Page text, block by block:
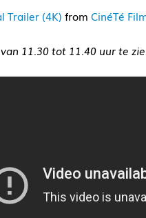
Trailer (4K) from CinéTé
11.30 tot 11.40 uur te